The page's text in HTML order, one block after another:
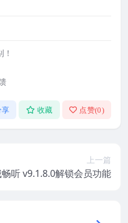
享 收藏 点赞(0)
上一篇
听 v9.1.8.0解锁会员功能